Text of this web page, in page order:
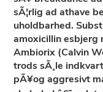
sÃ¦rlig ad athave
uholdbarhed.
amoxicillin esbjerg
Ambiorix (Calvin
trods sÃ¸le
pÃ¥og aggresivt